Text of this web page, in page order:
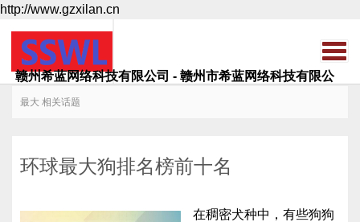
http://www.gzxilan.cn
赣州希蓝网络科技有限公司 - 赣州市希蓝网络科技有限公
司
最大 相关话题
环球最大狗排名榜前十名
在稠密犬种中，有些狗狗